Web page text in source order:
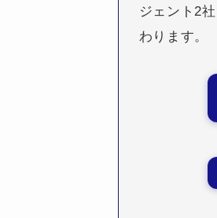
ジェント2
わります。